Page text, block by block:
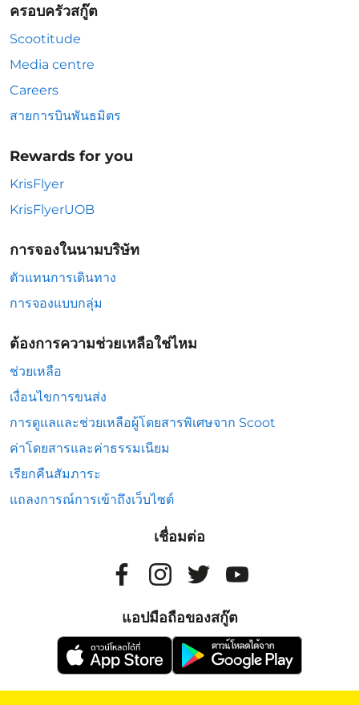
ครอบครัวสกู๊ต
Scootitude
Media centre
Careers
สายการบินพันธมิตร
Rewards for you
KrisFlyer
KrisFlyerUOB
การจองในนามบริษัท
ตัวแทนการเดินทาง
การจองแบบกลุ่ม
ต้องการความช่วยเหลือใช่ไหม
ช่วยเหลือ
เงื่อนไขการขนส่ง
การดูแลและช่วยเหลือผู้โดยสารพิเศษจาก Scoot
ค่าโดยสารและค่าธรรมเนียม
เรียกคืนสัมภาระ
แถลงการณ์การเข้าถึงเว็บไซต์
เชื่อมต่อ
แอปมือถือของสกู๊ต